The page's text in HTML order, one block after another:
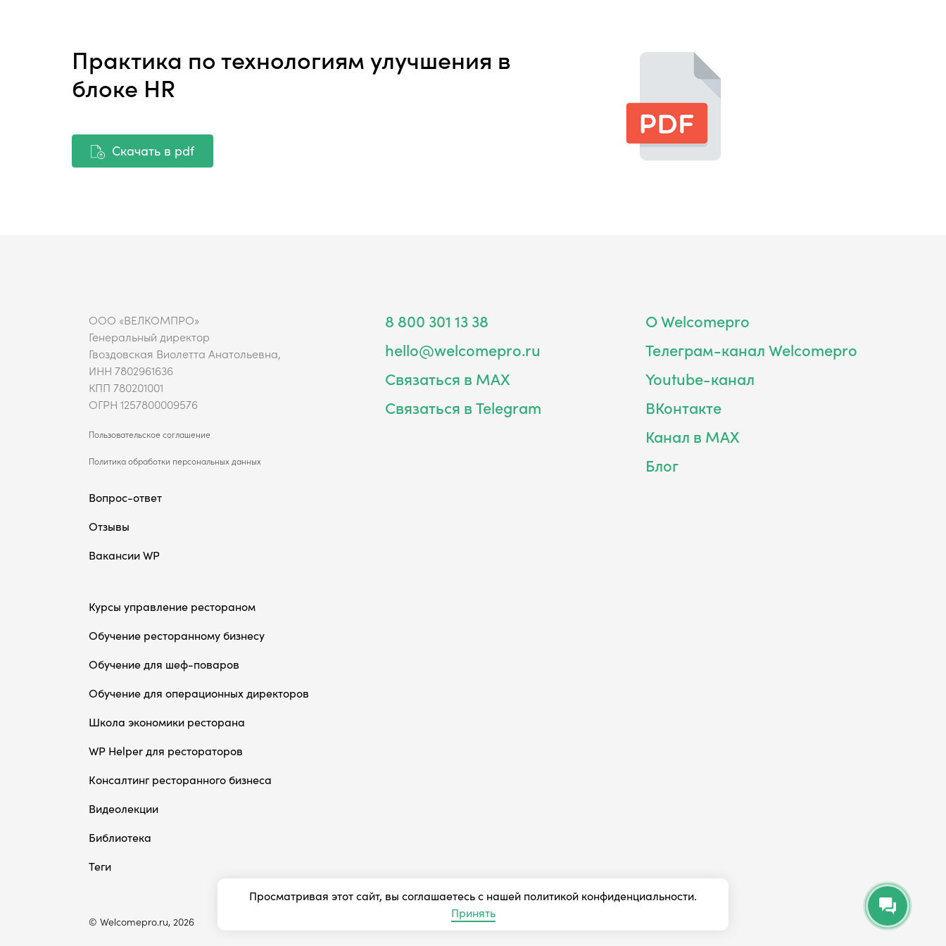
Практика по технологиям улучшения в
блоке HR
Скачать в pdf
ООО «ВЕЛКОМПРО»
Генеральный директор
Гвоздовская Виолетта Анатольевна,
ИНН 7802961636
КПП 780201001
ОГРН 1257800009576
Пользовательское соглашение
Политика обработки персональных данных
Вопрос-ответ
Отзывы
Вакансии WP
8 800 301 13 38
hello@welcomepro.ru
Связаться в MAX
Связаться в Telegram
О Welcomepro
Телеграм-канал Welcomepro
Youtube-канал
ВКонтакте
Канал в MAX
Блог
Курсы управление рестораном
Обучение ресторанному бизнесу
Обучение для шеф-поваров
Обучение для операционных директоров
Школа экономики ресторана
WP Helper для рестораторов
Консалтинг ресторанного бизнеса
Видеолекции
Библиотека
Теги
© Welcomepro.ru, 2026
Просматривая этот сайт, вы соглашаетесь с нашей политикой конфиденциальности.
Принять